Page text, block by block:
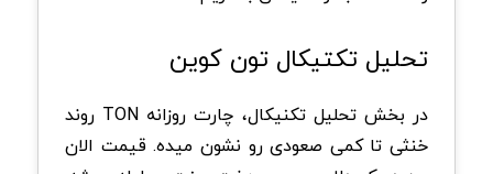
تحلیل تکتیکال تون کوین
در بخش تحلیل تکنیکال، چارت روزانه TON روند
خنثی تا کمی صعودی رو نشون میده. قیمت الان